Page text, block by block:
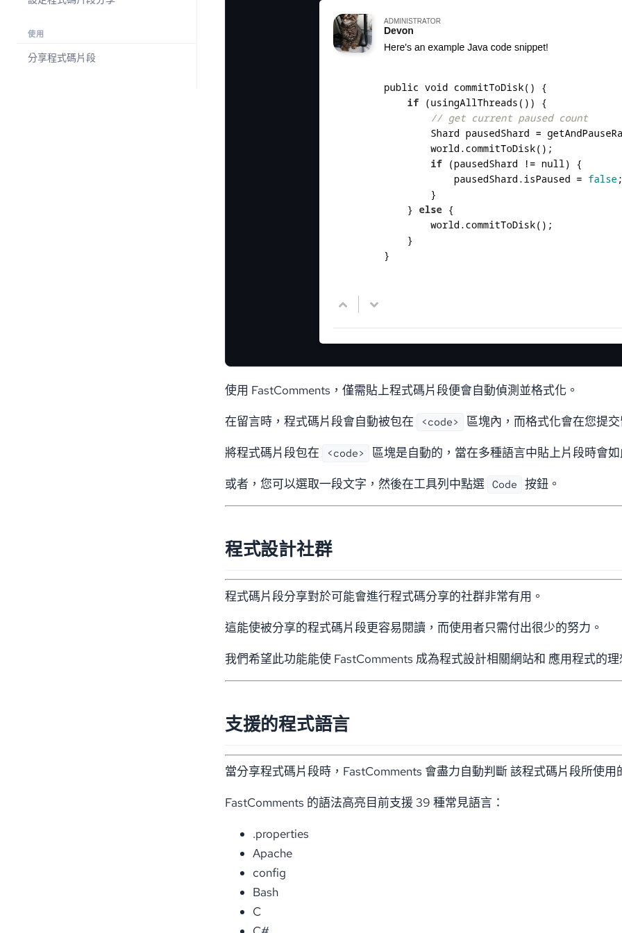
使用
分享程式碼片段
使用 FastComments，僅需貼上程式碼片段便會自動偵測並格式化。
在留言時，程式碼片段會自動被包在 <code> 區塊內，而格式化會在您提交
將程式碼片段包在 <code> 區塊是自動的，當在多種語言中貼上片段時會如
或者，您可以選取一段文字，然後在工具列中點選 Code 按鈕。
程式設計社群
程式碼片段分享對於可能會進行程式碼分享的社群非常有用。
這能使被分享的程式碼片段更容易閱讀，而使用者只需付出很少的努力。
我們希望此功能能使 FastComments 成為程式設計相關網站和 應用程式的理
支援的程式語言
當分享程式碼片段時，FastComments 會盡力自動判斷 該程式碼片段所使
FastComments 的語法高亮目前支援 39 種常見語言：
.properties
Apache
config
Bash
C